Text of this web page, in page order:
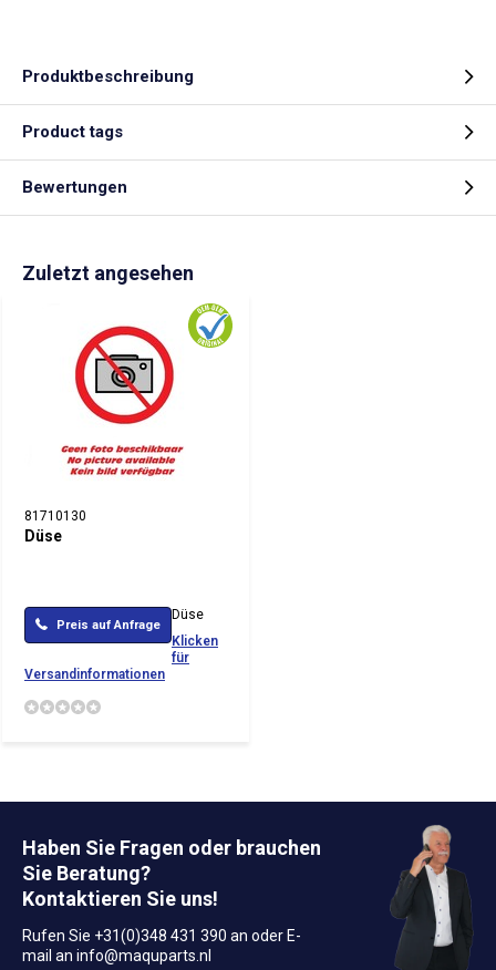
Produktbeschreibung
Product tags
Bewertungen
Zuletzt angesehen
81710130
Düse
Preis auf Anfrage
Düse
Klicken
für
Versandinformationen
Haben Sie Fragen oder brauchen
Sie Beratung?
Kontaktieren Sie uns!
Rufen Sie +31(0)348 431 390 an oder E-
mail an info@maquparts.nl